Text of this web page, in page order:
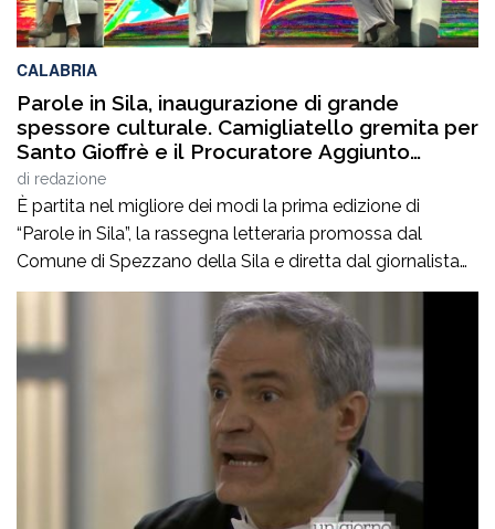
CALABRIA
Parole in Sila, inaugurazione di grande
spessore culturale. Camigliatello gremita per
Santo Gioffrè e il Procuratore Aggiunto
Stefano Musolino
di redazione
È partita nel migliore dei modi la prima edizione di
“Parole in Sila”, la rassegna letteraria promossa dal
Comune di Spezzano della Sila e diretta dal giornalista
Pasquale Motta, che fino al 19 agosto porterà a
Camigliatello Silano alcuni tra i più autorevoli
protagonisti del panorama culturale e istituzionale
italiano. Nella splendida cornice di Piazza […]